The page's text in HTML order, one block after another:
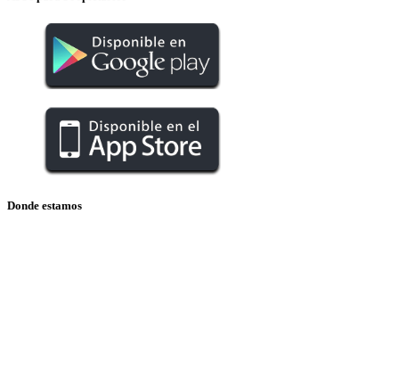
Donde estamos